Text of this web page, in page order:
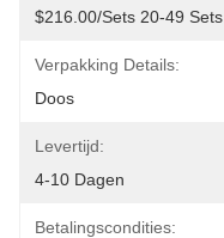
$216.00/sets 20-49 Sets
Verpakking Details:
Doos
Levertijd:
4-10 Dagen
Betalingscondities: